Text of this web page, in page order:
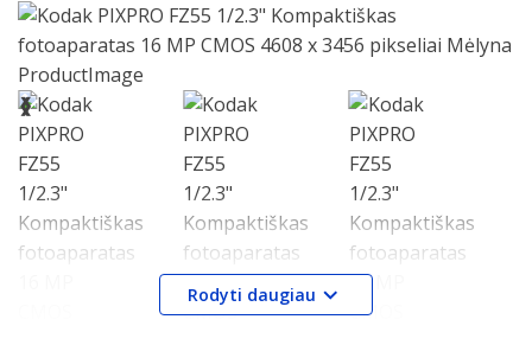
Slide 1 of 5
❮
❯
Rodyti daugiau